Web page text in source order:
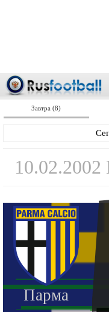
Завтра (8)
Парма